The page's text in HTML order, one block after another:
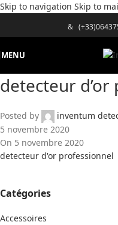
Skip to navigation Skip to
&
MENU
detecteur
Posted by
inventum
5 novembre 2020
On 5 novembre 2020
detecteur d'or professionnel
Catégories
Accessoires